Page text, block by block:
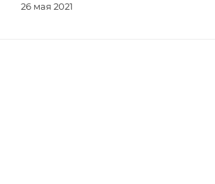
26 мая 2021